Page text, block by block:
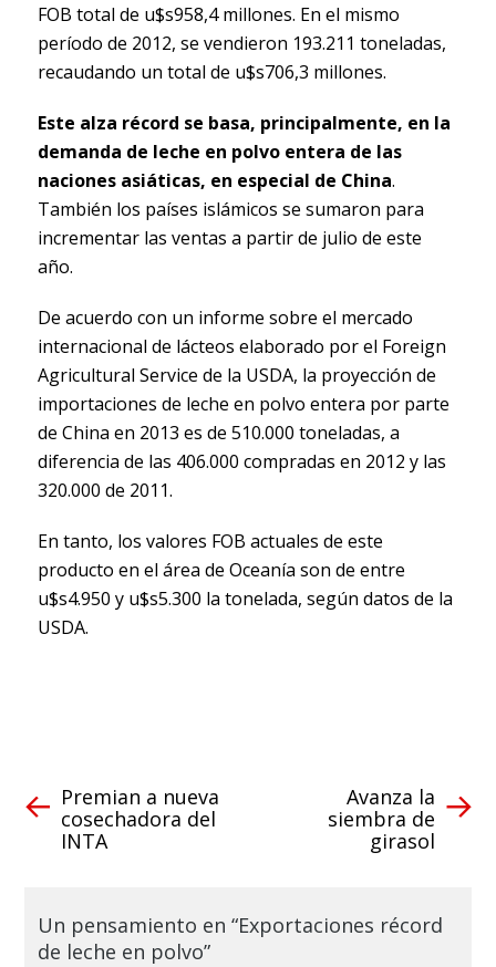
FOB total de u$s958,4 millones. En el mismo
período de 2012, se vendieron 193.211 toneladas,
recaudando un total de u$s706,3 millones.
Este alza récord se basa, principalmente, en la
demanda de leche en polvo entera de las
naciones asiáticas, en especial de China.
También los países islámicos se sumaron para
incrementar las ventas a partir de julio de este
año.
De acuerdo con un informe sobre el mercado
internacional de lácteos elaborado por el Foreign
Agricultural Service de la USDA, la proyección de
importaciones de leche en polvo entera por parte
de China en 2013 es de 510.000 toneladas, a
diferencia de las 406.000 compradas en 2012 y las
320.000 de 2011.
En tanto, los valores FOB actuales de este
producto en el área de Oceanía son de entre
u$s4.950 y u$s5.300 la tonelada, según datos de la
USDA.
Premian a nueva
cosechadora del
INTA
Avanza la
siembra de
girasol
Un pensamiento en “Exportaciones récord
de leche en polvo”